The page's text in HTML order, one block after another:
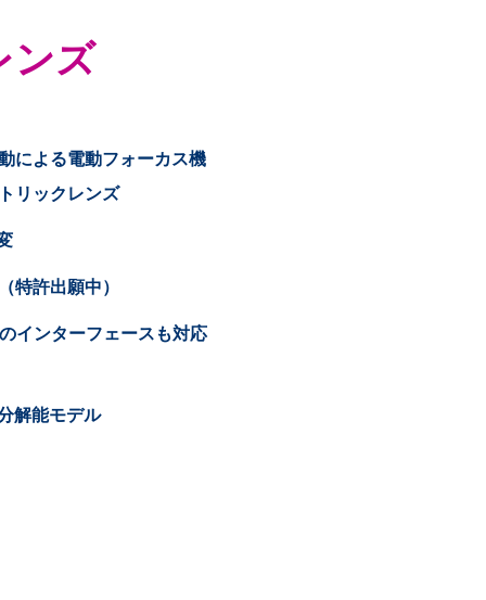
ンズ
による電動フォーカス機
リックレンズ
特許出願中）
インターフェースも対応
解能モデル